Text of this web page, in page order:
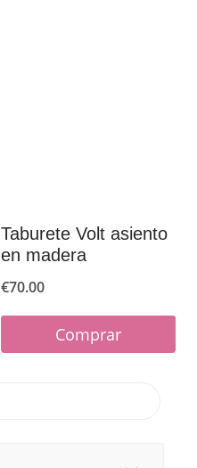
en
la
página
de
producto
Taburete Volt asiento
en madera
€70.00
Comprar